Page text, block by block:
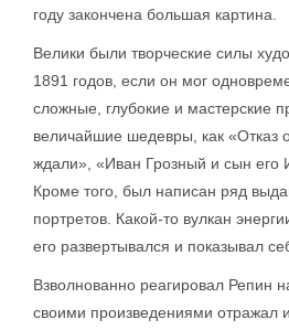
году закончена большая картина.
Велики были творческие силы
1891 годов, если он мог
сложные, глубокие и мастерские
величайшие шедевры, как «Отказ
ждали», «Иван Грозный и сын его
Кроме того, был написан ряд
портретов. Какой-то вулкан
его развертывался и показывал
Взволнованно реагировал Репин
своими произведениями отражал